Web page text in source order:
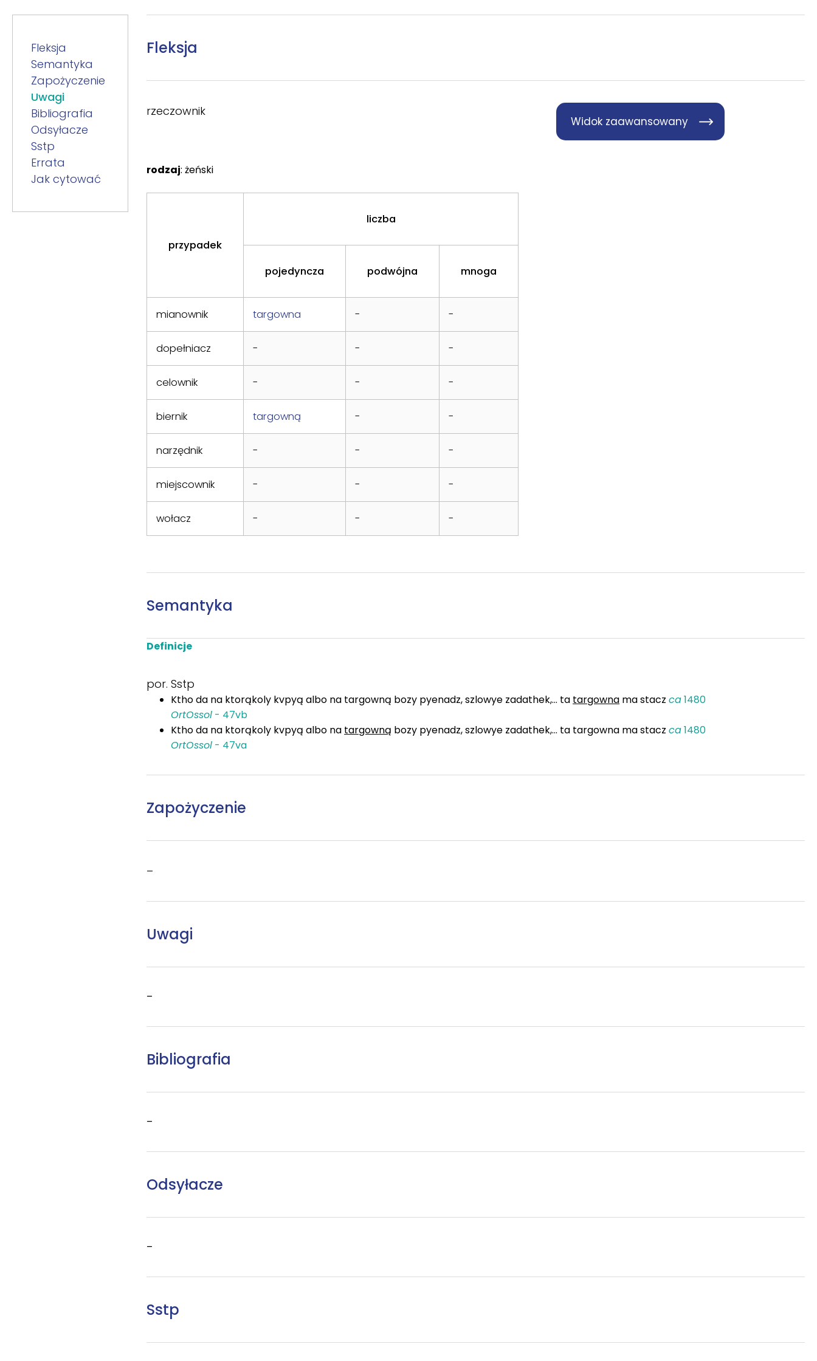
Fleksja
Semantyka
Zapożyczenie
Uwagi
Bibliografia
Odsyłacze
Sstp
Errata
Jak cytować
Fleksja
rzeczownik
Widok zaawansowany
rodzaj: żeński
przypadek
liczba
pojedyncza podwójna mnoga
mianownik targowna - -
dopełniacz - - -
celownik - - -
biernik targowną - -
narzędnik - - -
miejscownik - - -
wołacz - - -
Semantyka
Definicje
por. Sstp
Ktho da na ktorąkoly kvpyą albo na targowną bozy pyenadz, szlowye zadathek,... ta targowna ma staczca1480
OrtOssol - 47vb
Ktho da na ktorąkoly kvpyą albo na targowną bozy pyenadz, szlowye zadathek,... ta targowna ma staczca1480
OrtOssol - 47va
Zapożyczenie
–
Uwagi
–
Bibliografia
–
Odsyłacze
–
Sstp